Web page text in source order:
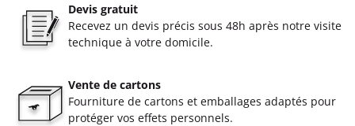
Devis gratuit
Recevez un devis précis sous 48h après notre visite
technique à votre domicile.
Vente de cartons
Fourniture de cartons et emballages adaptés pour
protéger vos effets personnels.